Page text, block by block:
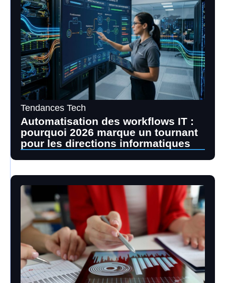
Tendances Tech
Automatisation des workflows IT :
pourquoi 2026 marque un tournant
pour les directions informatiques